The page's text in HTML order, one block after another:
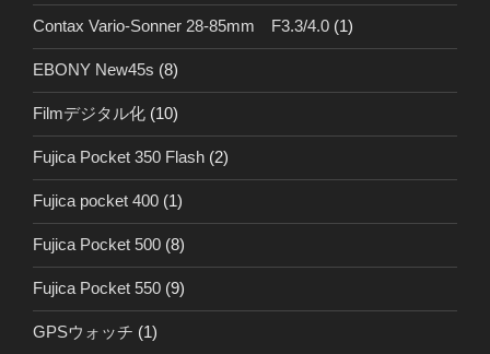
Contax Vario-Sonner 28-85mm F3.3/4.0 (1)
EBONY New45s (8)
Filmデジタル化 (10)
Fujica Pocket 350 Flash (2)
Fujica pocket 400 (1)
Fujica Pocket 500 (8)
Fujica Pocket 550 (9)
GPSウォッチ (1)